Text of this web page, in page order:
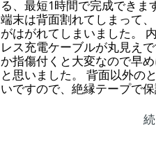
る、最短1時間で完成できま
端末は背面割れてしまって
がはがれてしまいました。
レス充電ケーブルが丸見え
か指傷付くと大変なので早
と思いました。 背面以外の
いですので、絶縁テープで保